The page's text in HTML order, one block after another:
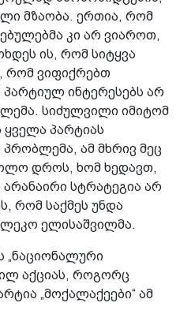
მზაობა. ერთია, რომ
კი არ ვიაროთ,
ის, რომ სიტყვა
რომ ვიფიქრებთ
პარტიულ ინტერესებს არ
სიძულვილი იმიტომ
ყველა პარტიას
პრობლემა, ამ მხრივ მეც
დროს, ხომ ხედავთ,
სტრატეგია არ
რომ საქმეს უნდა
ელისაშვილმა.
„ნაციონალური
აქციას, როგორც
„მოქალაქეები“ ამ